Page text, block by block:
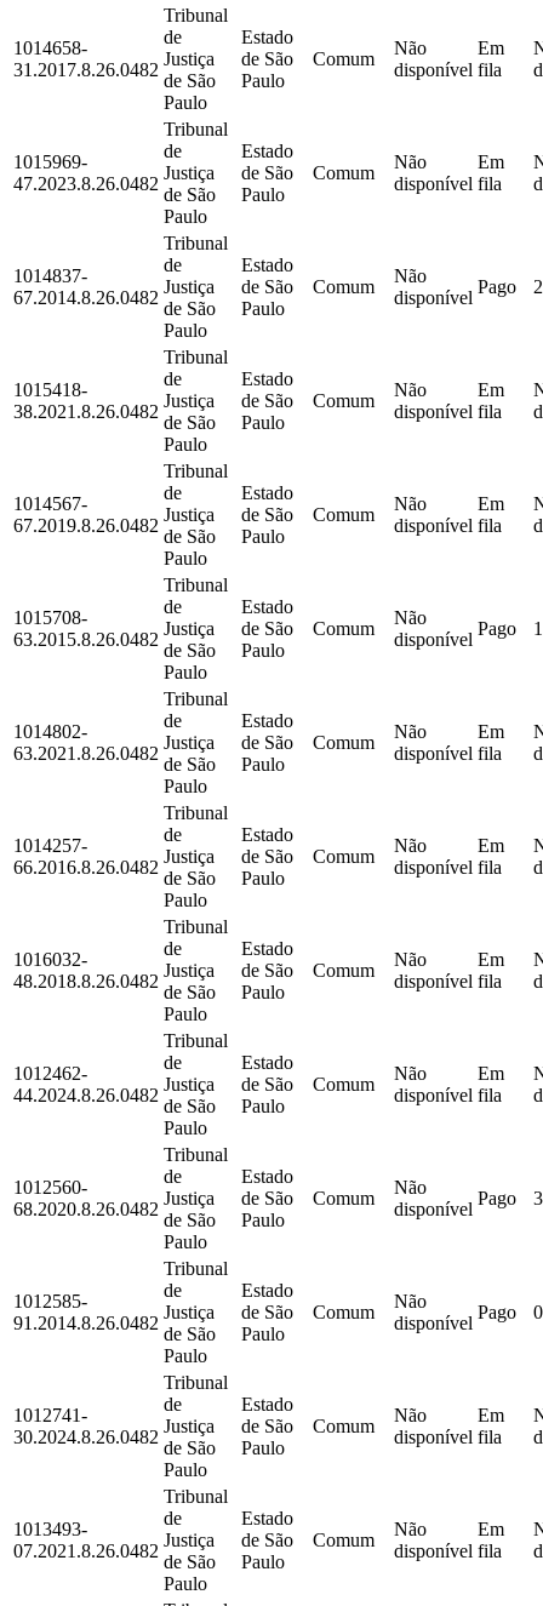
1014658-
31.2017.8.26.0482
Tribunal
de
Justiça
de São
Paulo
Estado
de São
Paulo
Comum
Não
disponível
Em
fila
1015969-
47.2023.8.26.0482
Tribunal
de
Justiça
de São
Paulo
Estado
de São
Paulo
Comum
Não
disponível
Em
fila
1014837-
67.2014.8.26.0482
Tribunal
de
Justiça
de São
Paulo
Estado
de São
Paulo
Comum
Não
disponível
Pago
1015418-
38.2021.8.26.0482
Tribunal
de
Justiça
de São
Paulo
Estado
de São
Paulo
Comum
Não
disponível
Em
fila
1014567-
67.2019.8.26.0482
Tribunal
de
Justiça
de São
Paulo
Estado
de São
Paulo
Comum
Não
disponível
Em
fila
1015708-
63.2015.8.26.0482
Tribunal
de
Justiça
de São
Paulo
Estado
de São
Paulo
Comum
Não
disponível
Pago
1014802-
63.2021.8.26.0482
Tribunal
de
Justiça
de São
Paulo
Estado
de São
Paulo
Comum
Não
disponível
Em
fila
1014257-
66.2016.8.26.0482
Tribunal
de
Justiça
de São
Paulo
Estado
de São
Paulo
Comum
Não
disponível
Em
fila
1016032-
48.2018.8.26.0482
Tribunal
de
Justiça
de São
Paulo
Estado
de São
Paulo
Comum
Não
disponível
Em
fila
1012462-
44.2024.8.26.0482
Tribunal
de
Justiça
de São
Paulo
Estado
de São
Paulo
Comum
Não
disponível
Em
fila
1012560-
68.2020.8.26.0482
Tribunal
de
Justiça
de São
Paulo
Estado
de São
Paulo
Comum
Não
disponível
Pago
1012585-
91.2014.8.26.0482
Tribunal
de
Justiça
de São
Paulo
Estado
de São
Paulo
Comum
Não
disponível
Pago
1012741-
30.2024.8.26.0482
Tribunal
de
Justiça
de São
Paulo
Estado
de São
Paulo
Comum
Não
disponível
Em
fila
1013493-
07.2021.8.26.0482
Tribunal
de
Justiça
de São
Paulo
Estado
de São
Paulo
Comum
Não
disponível
Em
fila